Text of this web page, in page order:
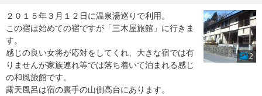
２０１５年３月１２日に温泉湯巡りで利用。
この宿は始めての宿ですが「三木屋旅館」に行きま
す。
感じの良い女将が応対をしてくれ、大きな宿では有
りませんが家族連れ等では落ち着いて泊まれる感じ
の和風旅館です。
露天風呂は宿の裏手の山側高台にあります。
2